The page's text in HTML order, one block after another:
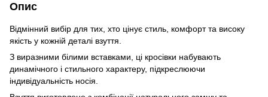
Опис
Відмінний вибір для тих, хто цінує стиль, комфорт та високу
якість у кожній деталі взуття.
З виразними білими вставками, ці кросівки набувають
динамічного і стильного характеру, підкреслюючи
індивідуальність носія.